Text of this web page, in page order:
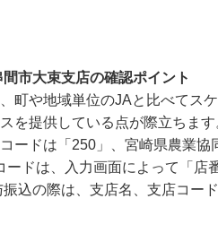
市大束支店の確認ポイント
町や地域単位のJAと比べてス
を提供している点が際立ちます
ードは「250」、宮崎県農業
ードは、入力画面によって「
込の際は、支店名、支店コー